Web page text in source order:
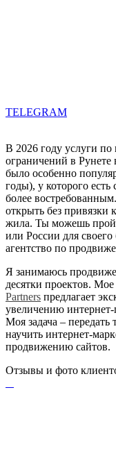
TELEGRAM
В 2026 году услуги
ограничений в Рунете
было особенно
годы), у которого есть
более
открыть без привязки
жила. Ты можешь
или России для
агентство по
Я занимаюсь
десятки проектов.
Partners предлагает
увеличению
Моя задача –
научить интернет-
продвижению сайтов.
Отзывы и фото